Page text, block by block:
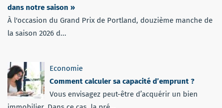
dans notre saison »
À l'occasion du Grand Prix de Portland, douzième manche de
la saison 2026 d...
Economie
Comment calculer sa capacité d’emprunt ?
Vous envisagez peut-être d’acquérir un bien